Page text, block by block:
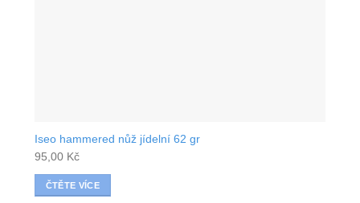
Iseo hammered nůž jídelní 62 gr
95,00 Kč
ČTĚTE VÍCE